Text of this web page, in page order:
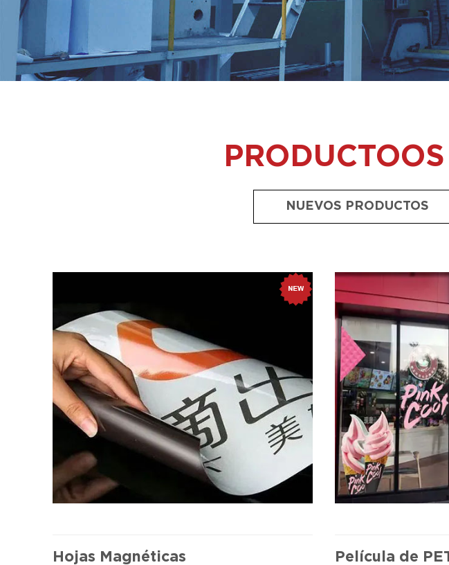
PRODUCTOOS
NUEVOS PRODUCTOS
Hojas Magnéticas Película de
Selecciones monoméricas Selecciones